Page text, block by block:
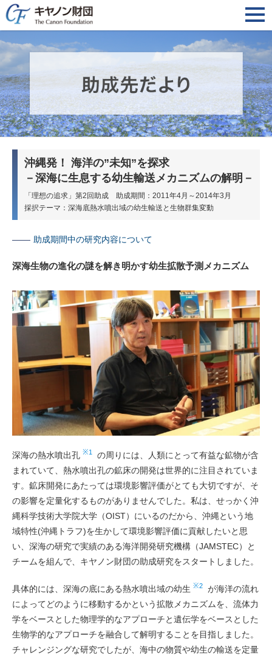
沖縄発！ 海洋の”未知”を探求
－深海に生息する幼生輸送メカニズムの解明－
「理想の追求」第2回助成 助成期間：2011年4月～2014年3月
採択テーマ：深海底熱水噴出域の幼生輸送と生物群集変動
助成期間中の研究内容について
深海生物の進化の謎を解き明かす幼生拡散予測メカニズム
深海の熱水噴出孔 ※1
の周りには、人類にとって有益な鉱物が含
まれていて、熱水噴出孔の鉱床の開発は世界的に注目されていま
す。鉱床開発にあたっては環境影響評価がとても大切ですが、そ
の影響を定量化するものがありませんでした。私は、せっかく沖
縄科学技術大学院大学（OIST）にいるのだから、沖縄という地
域特性(沖縄トラフ)を生かして環境影響評価に貢献したいと思
い、深海の研究で実績のある海洋開発研究機構（JAMSTEC）と
チームを組んで、キヤノン財団の助成研究をスタートしました。
具体的には、深海の底にある熱水噴出域の幼生 ※2
が海洋の流れ
によってどのように移動するかという拡散メカニズムを、流体力
学をベースとした物理学的なアプローチと遺伝学をベースとした
生物学的なアプローチを融合して解明することを目指しました。
チャレンジングな研究でしたが、海中の物質や幼生の輸送を定量